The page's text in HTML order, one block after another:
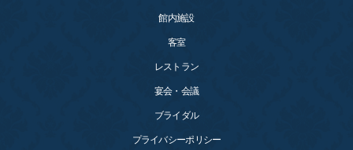
館内施設
客室
レストラン
宴会・会議
ブライダル
プライバシーポリシー